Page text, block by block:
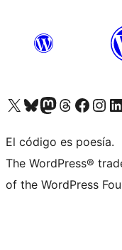
Visita nuestra cuenta de X (anteriormente Twitter)
Visita nuestra cuenta de Bluesky
Visita nuestra cuenta de Mastodon
Visita nuestra cuenta de Threads
Visita nuestra
Visita
El código es poesía.
The WordPress®
of the WordPress